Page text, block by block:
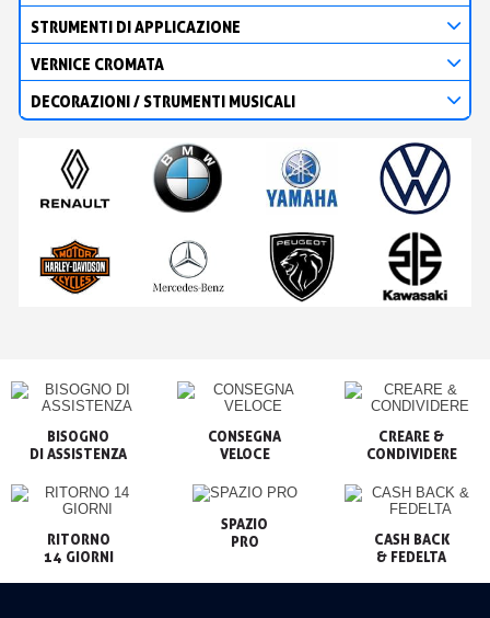
STRUMENTI DI APPLICAZIONE
VERNICE CROMATA
DECORAZIONI / STRUMENTI MUSICALI
BISOGNO
CONSEGNA
VELOCE
CREARE &
CONDIVIDERE
RITORNO
14 GIORNI
SPAZIO
PRO
CASH BACK
& FEDELTA